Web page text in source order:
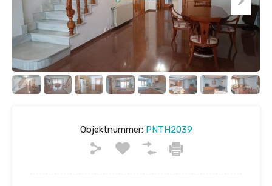
Objektnummer:PNTH2039